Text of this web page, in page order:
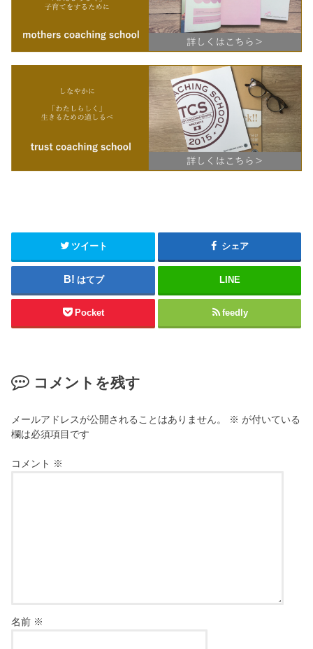
ツイート シェア
はてブ LINE
Pocket feedly
コメントを残す
メールアドレスが公開されることはありません。 ※ が付いている
欄は必須項目です
コメント ※
名前 ※